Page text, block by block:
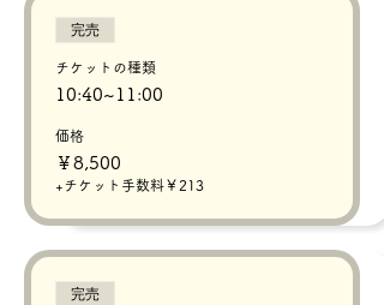
完売
チケットの種類
10:40~11:00
価格
￥8,500
+チケット手数料￥213
完売